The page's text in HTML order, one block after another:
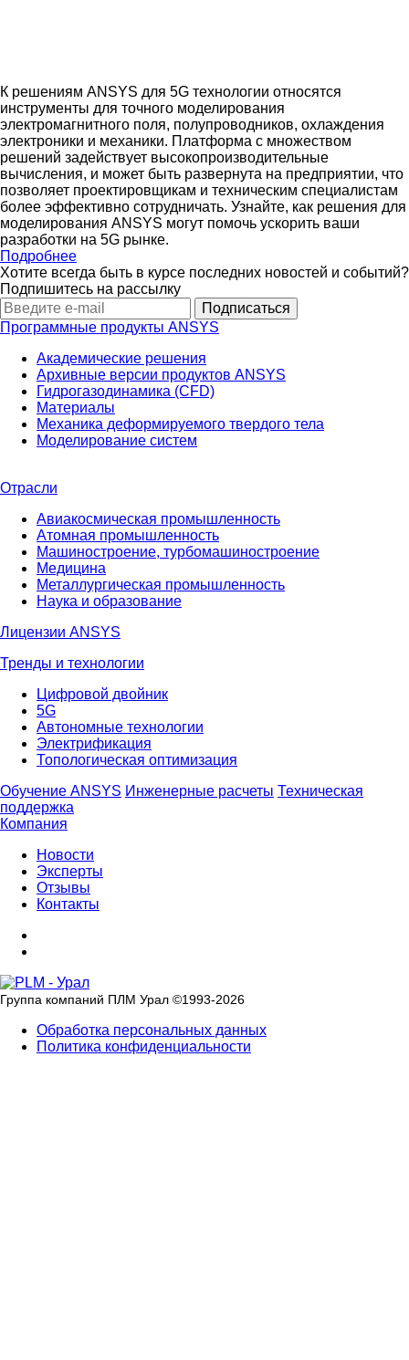
К решениям ANSYS для 5G технологии относятся
инструменты для точного моделирования
электромагнитного поля, полупроводников, охлаждения
электроники и механики. Платформа с множеством
решений задействует высокопроизводительные
вычисления, и может быть развернута на предприятии, что
позволяет проектировщикам и техническим специалистам
более эффективно сотрудничать. Узнайте, как решения для
моделирования ANSYS могут помочь ускорить ваши
разработки на 5G рынке.
Подробнее
Хотите всегда быть в курсе последних новостей и событий?
Подпишитесь на рассылку
Программные продукты ANSYS
Академические решения
Архивные версии продуктов ANSYS
Гидрогазодинамика (CFD)
Материалы
Механика деформируемого твердого тела
Моделирование систем
Отрасли
Авиакосмическая промышленность
Атомная промышленность
Машиностроение, турбомашиностроение
Медицина
Металлургическая промышленность
Наука и образование
Лицензии ANSYS
Тренды и технологии
Цифровой двойник
5G
Автономные технологии
Электрификация
Топологическая оптимизация
Обучение ANSYS Инженерные расчеты Техническая
поддержка
Компания
Новости
Эксперты
Отзывы
Контакты
Группа компаний ПЛМ Урал ©1993-2026
Обработка персональных данных
Политика конфиденциальности